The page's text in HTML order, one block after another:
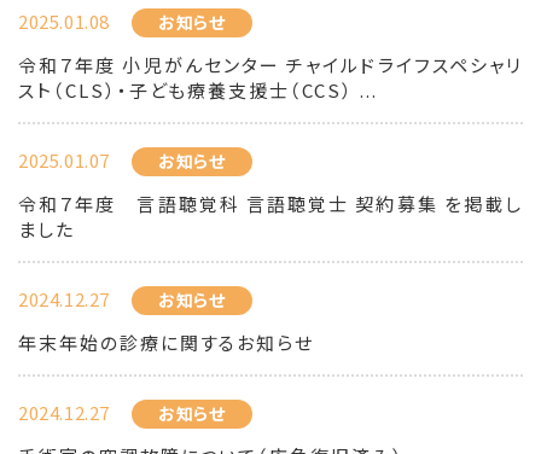
2025.01.08 お知らせ
令和７年度 小児がんセンター チャイルドライフスペシャリ
スト（CLS）・子ども療養支援士（CCS） ...
2025.01.07 お知らせ
令和７年度 言語聴覚科 言語聴覚士 契約募集 を掲載し
ました
2024.12.27 お知らせ
年末年始の診療に関するお知らせ
2024.12.27 お知らせ